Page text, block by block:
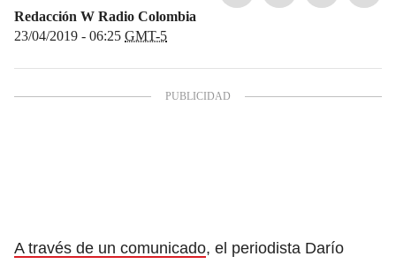
Redacción W Radio Colombia
23/04/2019 - 06:25 GMT-5
A través de un comunicado, el periodista Darío